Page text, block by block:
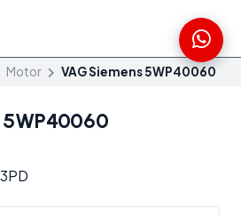
Motor VAG Siemens 5WP40060